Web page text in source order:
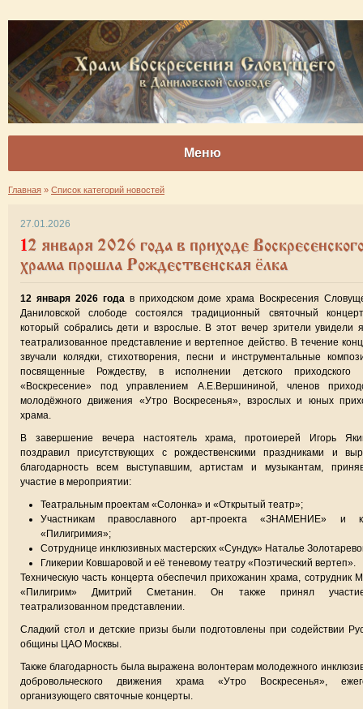
Меню
Главная » Список категорий новостей
27.01.2026
12 января 2026 года в приходе Воскресенского
храма прошла Рождественская ёлка
12 января 2026 года в приходском доме храма Воскресения
Даниловской слободе состоялся традиционный святочный
который собрались дети и взрослые. В этот вечер зрители увидели
театрализованное представление и вертепное действо. В течение
звучали колядки, стихотворения, песни и инструментальные
посвященные Рождеству, в исполнении детского приходского
«Воскресение» под управлением А.Е.Вершининой, членов
молодёжного движения «Утро Воскресенья», взрослых и юных
храма.
В завершение вечера настоятель храма, протоиерей Игорь
поздравил присутствующих с рождественскими праздниками и
благодарность всем выступавшим, артистам и музыкантам,
участие в мероприятии:
Театральным проектам «Солонка» и «Открытый театр»;
Участникам православного арт-проекта «ЗНАМЕНИЕ» и
«Пилигримия»;
Сотруднице инклюзивных мастерских «Сундук» Наталье
Гликерии Ковшаровой и её теневому театру «Поэтический вертеп».
Техническую часть концерта обеспечил прихожанин храма, сотрудник
«Пилигрим» Дмитрий Сметанин. Он также принял
театрализованном представлении.
Сладкий стол и детские призы были подготовлены при содействии
общины ЦАО Москвы.
Также благодарность была выражена волонтерам молодежного
добровольческого движения храма «Утро Воскресенья»,
организующего святочные концерты.